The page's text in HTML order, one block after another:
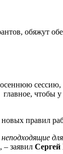
обяжут
чтобы
правил
– заявил Сергей